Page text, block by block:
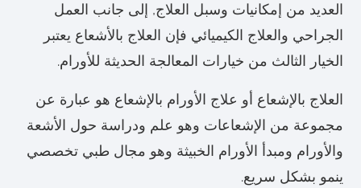
العديد من إمكانيات وسبل العلاج, إلى جانب العمل
الجراحي والعلاج الكيميائي فإن العلاج بالأشعاع يعتبر
الخيار الثالث من خيارات المعالجة الحديثة للأورام.
العلاج بالإشعاع أو علاج الأورام بالإشعاع هو عبارة عن
مجموعة من الإشعاعات وهو علم ودراسة حول الأشعة
والأورام ومبدأ الأورام الخبيثة وهو مجال طبي تخصصي
ينمو بشكل سريع.